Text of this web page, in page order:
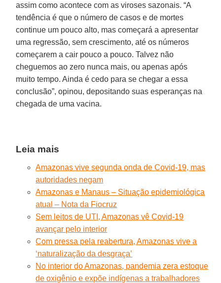
assim como acontece com as viroses sazonais. “A
tendência é que o número de casos e de mortes
continue um pouco alto, mas começará a apresentar
uma regressão, sem crescimento, até os números
começarem a cair pouco a pouco. Talvez não
cheguemos ao zero nunca mais, ou apenas após
muito tempo. Ainda é cedo para se chegar a essa
conclusão”, opinou, depositando suas esperanças na
chegada de uma vacina.
Leia mais
Amazonas vive segunda onda de Covid-19, mas
autoridades negam
Amazonas e Manaus – Situação epidemiológica
atual – Nota da Fiocruz
Sem leitos de UTI, Amazonas vê Covid-19
avançar pelo interior
Com pressa pela reabertura, Amazonas vive a
‘naturalização da desgraça’
No interior do Amazonas, pandemia zera estoque
de oxigênio e expõe indígenas a trabalhadores